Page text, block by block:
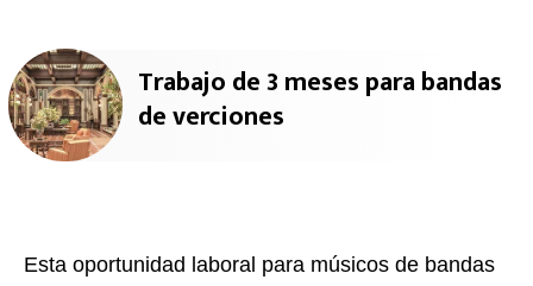
Trabajo de 3 meses para bandas
de verciones
Esta oportunidad laboral para músicos de bandas